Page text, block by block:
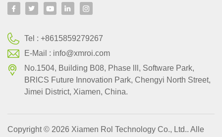
Tel :+8615859279267
E-Mail : info@xmroi.com
No.1504, Building B08, Phase lll, Software Park,
BRlCS Future Innovation Park, Chengyi North Street,
Jimei District, Xiamen, China.
Copyright © 2026 Xiamen Rol Technology Co., Ltd.. Alle